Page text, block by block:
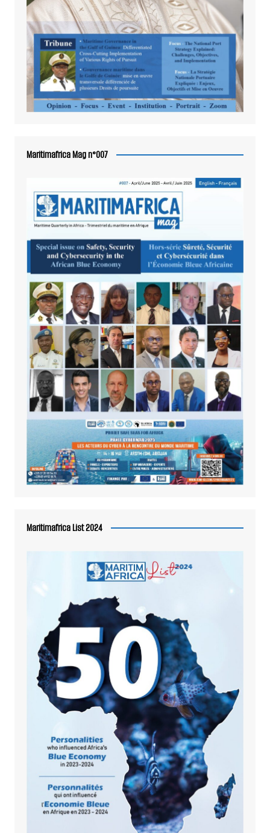
Maritimafrica Mag n°007
Maritimafrica List 2024